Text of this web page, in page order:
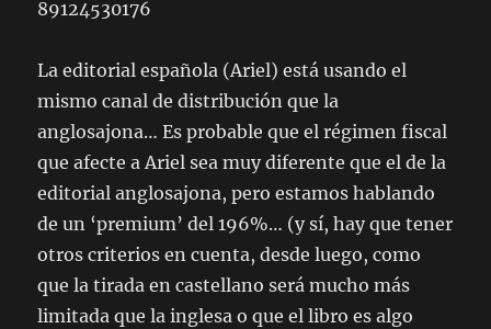
89124530176
La editorial española (Ariel) está usando el
mismo canal de distribución que la
anglosajona… Es probable que el régimen fiscal
que afecte a Ariel sea muy diferente que el de la
editorial anglosajona, pero estamos hablando
de un ‘premium’ del 196%… (y sí, hay que tener
otros criterios en cuenta, desde luego, como
que la tirada en castellano será mucho más
limitada que la inglesa o que el libro es algo